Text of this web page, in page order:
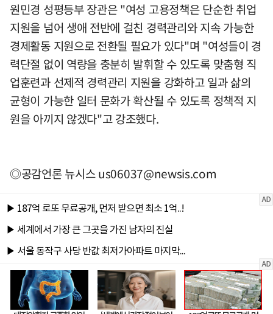
원민경 성평등부 장관은 "여성 고용정책은 단순한 취업
지원을 넘어 생애 전반에 걸친 경력관리와 지속 가능한
경제활동 지원으로 전환될 필요가 있다"며 "여성들이 경
력단절 없이 역량을 충분히 발휘할 수 있도록 맞춤형 직
업훈련과 선제적 경력관리 지원을 강화하고 일과 삶의
균형이 가능한 일터 문화가 확산될 수 있도록 정책적 지
원을 아끼지 않겠다"고 강조했다.
◎공감언론 뉴시스us06037@newsis.com